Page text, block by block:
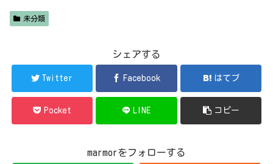
未分類
シェアする
Twitter Facebook はてブ
Pocket LINE コピー
marmorをフォローする